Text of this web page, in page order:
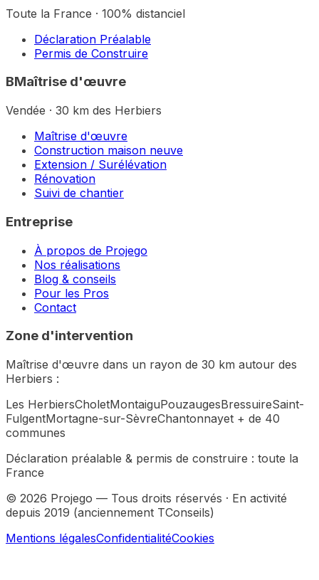
Toute la France · 100% distanciel
Déclaration Préalable
Permis de Construire
BMaîtrise d'œuvre
Vendée · 30 km des Herbiers
Maîtrise d'œuvre
Construction maison neuve
Extension / Surélévation
Rénovation
Suivi de chantier
Entreprise
À propos de Projego
Nos réalisations
Blog & conseils
Pour les Pros
Contact
Zone d'intervention
Maîtrise d'œuvre dans un rayon de 30 km autour des
Herbiers :
Les HerbiersCholetMontaiguPouzaugesBressuireSaint-
FulgentMortagne-sur-SèvreChantonnayet + de 40
communes
Déclaration préalable & permis de construire : toute la
France
© 2026 Projego — Tous droits réservés · En activité
depuis 2019 (anciennement TConseils)
Mentions légalesConfidentialitéCookies